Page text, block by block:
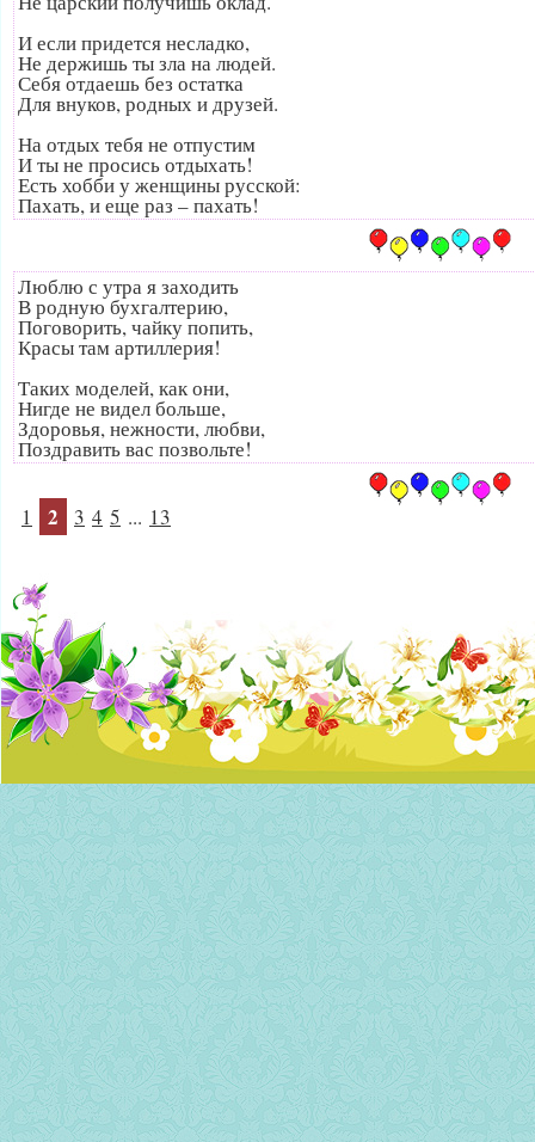
И если придется несладко,
Не держишь ты зла на людей.
Себя отдаешь без остатка
Для внуков, родных и друзей.
На отдых тебя не отпустим
И ты не просись отдыхать!
Есть хобби у женщины русской:
Пахать, и еще раз – пахать!
Люблю с утра я заходить
В родную бухгалтерию,
Поговорить, чайку попить,
Красы там артиллерия!
Таких моделей, как они,
Нигде не видел больше,
Здоровья, нежности, любви,
Поздравить вас позвольте!
1 2 3 4 5 ... 13